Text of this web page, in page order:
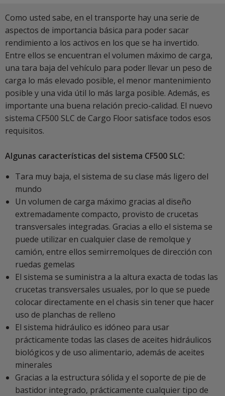
Como usted sabe, en el transporte hay una serie de
aspectos de importancia básica para poder sacar
rendimiento a los activos en los que se ha invertido.
Entre ellos se encuentran el volumen máximo de carga,
una tara baja del vehículo para poder llevar un peso de
carga lo más elevado posible, el menor mantenimiento
posible y una vida útil lo más larga posible. Además, es
importante una buena relación precio-calidad. El nuevo
sistema CF500 SLC de Cargo Floor satisface todos esos
requisitos.
Algunas características del sistema CF500 SLC:
Tara muy baja, el sistema de su clase más ligero del
mundo
Un volumen de carga máximo gracias al diseño
extremadamente compacto, provisto de crucetas
transversales integradas. Gracias a ello el sistema se
puede utilizar en cualquier clase de remolque y
camión, entre ellos semirremolques de dirección con
ruedas gemelas
El sistema se suministra a la altura exacta de todas las
crucetas transversales usuales, por lo que se puede
colocar directamente en el chasis sin tener que hacer
uso de planchas de relleno
El sistema hidráulico es idóneo para usar
prácticamente todas las clases de aceites hidráulicos
biológicos y de uso alimentario, además de aceites
minerales
Gracias a la estructura sólida y el soporte de pie de
bastidor integrado, prácticamente cualquier tipo de